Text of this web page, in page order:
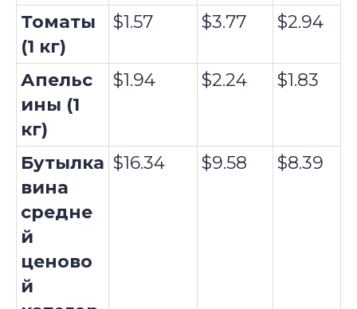
Томаты
(1 кг)
$1.57 $3.77 $2.94
Апельс
ины (1
кг)
$1.94 $2.24 $1.83
Бутылка
вина
средне
й
ценово
й
$16.34 $9.58 $8.39